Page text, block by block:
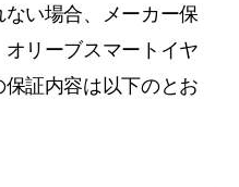
い場合、メーカー保
リーブスマートイヤ
証内容は以下のとお